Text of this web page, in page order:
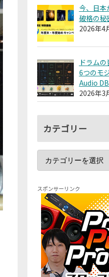
今、日本
破格の秘
2026年4
ドラム
6つのモ
Audio
2026年3
カテゴリー
スポンサーリンク